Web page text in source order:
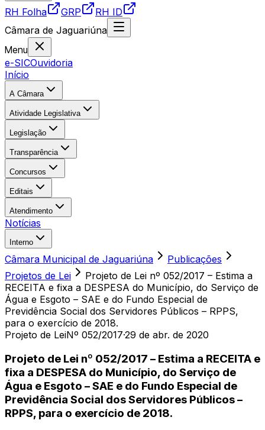
RH Folha GRP
RH ID
Câmara de Jaguariúna
Menu
e-SICOuvidoria
Início
A Câmara
Atividade Legislativa
Legislação
Transparência
Concursos
Editais
Atendimento
Notícias
Interno
Câmara Municipal de Jaguariúna
Publicações
Projetos de Lei
Projeto de Lei nº 052/2017 – Estima a
RECEITA e fixa a DESPESA do Município, do Serviço de
Água e Esgoto – SAE e do Fundo Especial de
Previdência Social dos Servidores Públicos – RPPS,
para o exercício de 2018.
Projeto de LeiNº 052/2017·29 de abr. de 2020
Projeto de Lei nº 052/2017 – Estima a RECEITA e
fixa a DESPESA do Município, do Serviço de
Água e Esgoto – SAE e do Fundo Especial de
Previdência Social dos Servidores Públicos –
RPPS, para o exercício de 2018.